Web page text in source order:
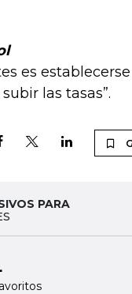
es
las tasas”.
PARA